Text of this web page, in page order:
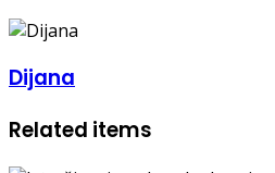
Dijana
Related items